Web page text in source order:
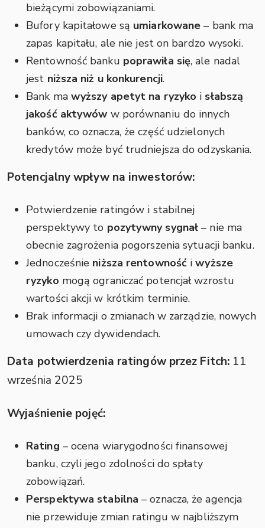
bieżącymi zobowiązaniami.
Bufory kapitałowe są umiarkowane – bank ma
zapas kapitału, ale nie jest on bardzo wysoki.
Rentowność banku poprawiła się, ale nadal
jest niższa niż u konkurencji.
Bank ma wyższy apetyt na ryzyko i słabszą
jakość aktywów w porównaniu do innych
banków, co oznacza, że część udzielonych
kredytów może być trudniejsza do odzyskania.
Potencjalny wpływ na inwestorów:
Potwierdzenie ratingów i stabilnej
perspektywy to pozytywny sygnał – nie ma
obecnie zagrożenia pogorszenia sytuacji banku.
Jednocześnie niższa rentowność iwyższe
ryzyko mogą ograniczać potencjał wzrostu
wartości akcji w krótkim terminie.
Brak informacji o zmianach w zarządzie, nowych
umowach czy dywidendach.
Data potwierdzenia ratingów przez Fitch: 11
września 2025
Wyjaśnienie pojęć:
Rating – ocena wiarygodności finansowej
banku, czyli jego zdolności do spłaty
zobowiązań.
Perspektywa stabilna – oznacza, że agencja
nie przewiduje zmian ratingu w najbliższym